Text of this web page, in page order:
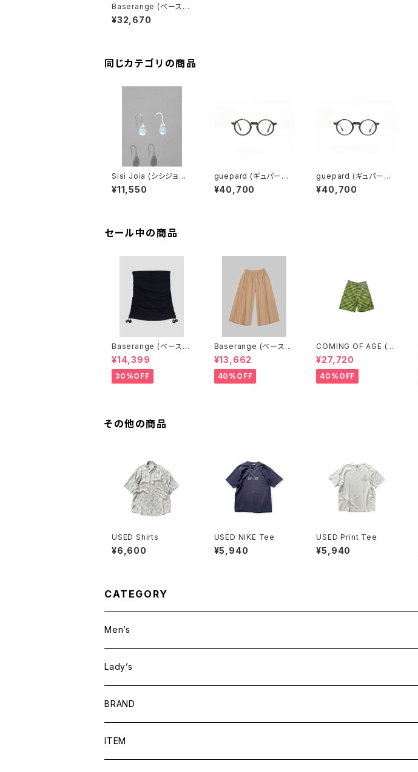
Baserange (ベースレ
ンジ) RIM SWEATSHI
RT (WHITESTONE B
¥32,670
同じカテゴリの商品
Sisi Joia (シシジョイ
ア) GOTA Mini earrin
gs (Opaline white)
¥11,550
guepard (ギュパール)
gp-11 ecaille (clear
lens) メガネ
¥40,700
guepard (ギュパール)
gp-11 noir cristal (cl
ear lens) メガネ
¥40,700
セール中の商品
Baserange (ベースレ
ンジ) PICTORIAL SKI
RT (BLACK)
¥14,399
30%OFF
Baserange (ベースレ
ンジ) CABLE PANTS
(MARBLE BROWN)
¥13,662
40%OFF
COMING OF AGE (カ
ミングオブエイジ) FLA
RED SHORTS（GING
HAM LIME/BLACK）
¥27,720
40%OFF
その他の商品
USED Shirts
¥6,600
USED NIKE Tee
¥5,940
USED Print Tee
¥5,940
CATEGORY
Men’s
Lady’s
BRAND
BAICYCLON by bagjack
ITEM